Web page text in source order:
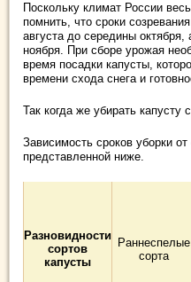
Поскольку климат России
помнить, что сроки
августа до середины
ноября. При сборе урожая
время посадки капусты,
времени схода снега и
Так когда же убирать капусту
Зависимость сроков уборки
представленной ниже.
Разновидности
сортов
капусты
Раннеспелые
сорта